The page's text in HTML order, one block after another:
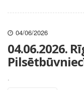
04/06/2026
04.06.2026.
.